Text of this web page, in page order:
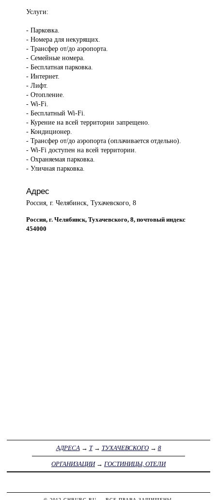
Услуги:
- Парковка.
- Номера для некурящих.
- Трансфер от/до аэропорта.
- Семейные номера.
- Бесплатная парковка.
- Интернет.
- Лифт.
- Отопление.
- Wi-Fi.
- Бесплатный Wi-Fi.
- Курение на всей территории запрещено.
- Кондиционер.
- Трансфер от/до аэропорта (оплачивается отдельно).
- Wi-Fi доступен на всей территории.
- Охраняемая парковка.
- Уличная парковка.
Адрес
Россия, г. Челябинск, Тухачевского, 8
Россия, г. Челябинск, Тухачевского, 8, почтовый индекс
454000
АДРЕСА→ Т→ ТУХАЧЕВСКОГО→ 8
ОРГАНИЗАЦИИ→ ГОСТИНИЦЫ, ОТЕЛИ